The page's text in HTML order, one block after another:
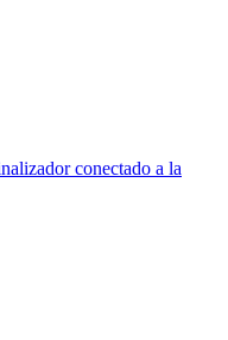
conectado a la